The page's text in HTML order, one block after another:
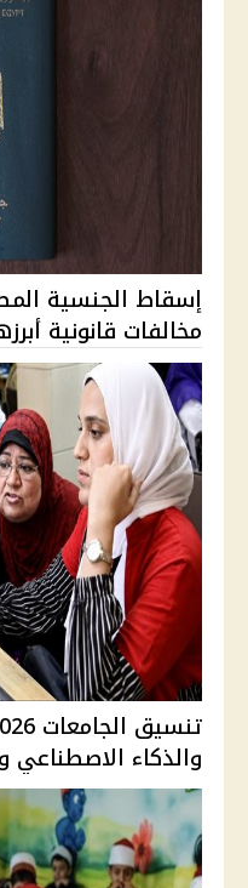
مخالفات قانونية
والذكاء